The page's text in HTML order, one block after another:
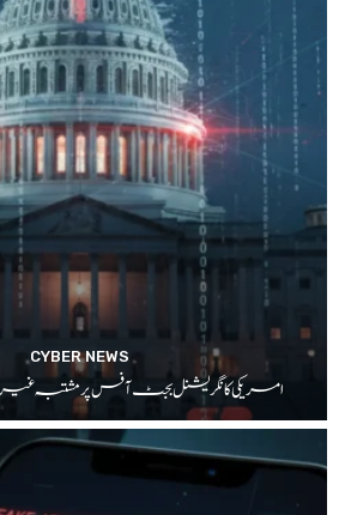
CYBER NEWS
امریکی کانگریشنل بجٹ آفس پر مشتبہ